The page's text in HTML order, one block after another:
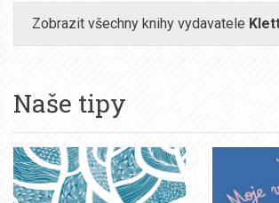
Zobrazit všechny knihy vydavatele
Naše tipy